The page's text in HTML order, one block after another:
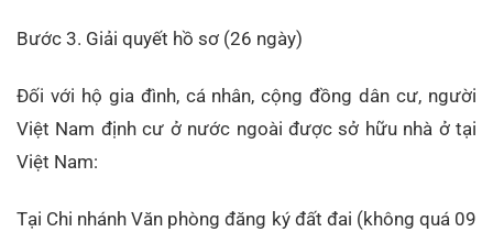
Bước 3. Giải quyết hồ sơ (26 ngày)
Đối với hộ gia đình, cá nhân, cộng đồng dân cư, người
Việt Nam định cư ở nước ngoài được sở hữu nhà ở tại
Việt Nam:
Tại Chi nhánh Văn phòng đăng ký đất đai (không quá 09